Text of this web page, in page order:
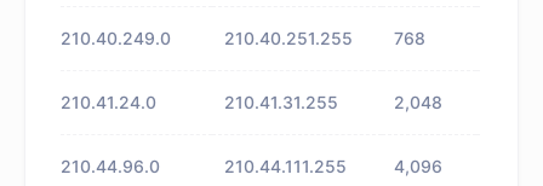
210.40.249.0 210.40.251.255 768
210.41.24.0 210.41.31.255 2,048
210.44.96.0 210.44.111.255 4,096